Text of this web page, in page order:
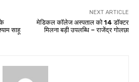
साहू
NEXT ARTICLE
मेडिकल कॉलेज अस्पताल को 14 डॉक्टर
मिलना बड़ी उपलब्धि – राजेंद्र गोलछा